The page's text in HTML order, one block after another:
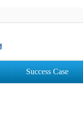
Success Case